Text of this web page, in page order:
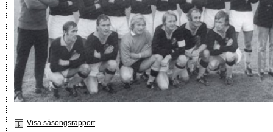
Visa säsongsrapport